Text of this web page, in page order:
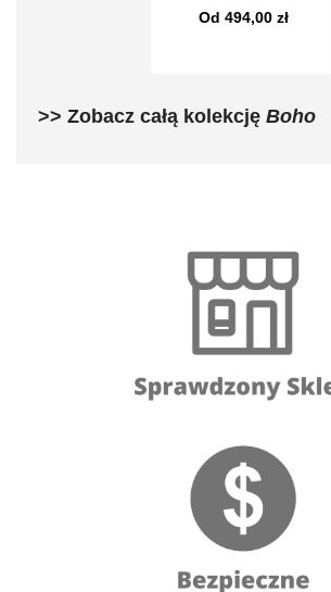
Od 494,00 zł
>> Zobacz całą kolekcję Boho